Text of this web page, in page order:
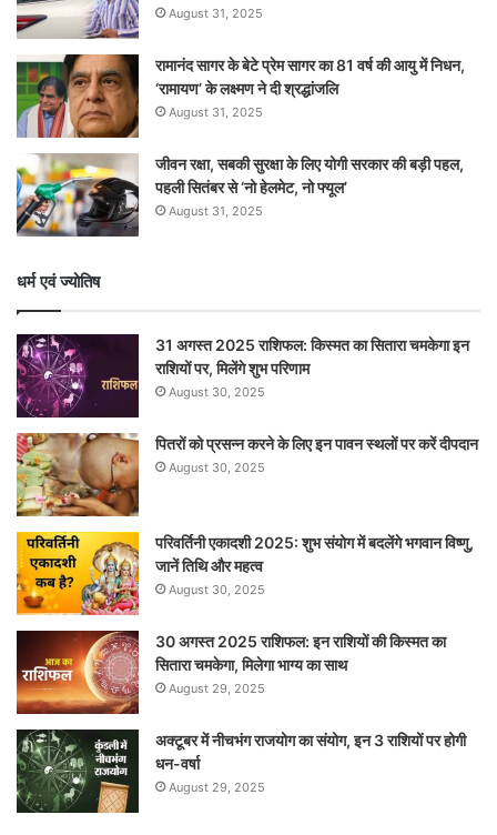
August 31, 2025
रामानंद सागर के बेटे प्रेम सागर का 81 वर्ष की आयु में निधन,
‘रामायण’ के लक्ष्मण ने दी श्रद्धांजलि
August 31, 2025
जीवन रक्षा, सबकी सुरक्षा के लिए योगी सरकार की बड़ी पहल,
पहली सितंबर से ‘नो हेलमेट, नो फ्यूल’
August 31, 2025
धर्म एवं ज्योतिष
31 अगस्त 2025 राशिफल: किस्मत का सितारा चमकेगा इन
राशियों पर, मिलेंगे शुभ परिणाम
August 30, 2025
पितरों को प्रसन्न करने के लिए इन पावन स्थलों पर करें दीपदान
August 30, 2025
परिवर्तिनी एकादशी 2025: शुभ संयोग में बदलेंगे भगवान विष्णु,
जानें तिथि और महत्व
August 30, 2025
30 अगस्त 2025 राशिफल: इन राशियों की किस्मत का
सितारा चमकेगा, मिलेगा भाग्य का साथ
August 29, 2025
अक्टूबर में नीचभंग राजयोग का संयोग, इन 3 राशियों पर होगी
धन-वर्षा
August 29, 2025